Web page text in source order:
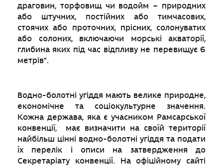
драговин, торфовищ чи водойм – природних
або штучних, постійних або тимчасових,
стоячих або проточних, прісних, солонуватих
або солоних, включаючи морські акваторії,
глибина яких під час відпливу не перевищує 6
метрів”.
Водно-болотні угіддя мають велике природне,
економічне та соціокультурне значення.
Кожна держава, яка є учасником Рамсарської
конвенції, має визначити на своїй території
найбільш цінні водно-болотні угіддя та подати
їх перелік і описи на затвердження до
Секретаріату конвенції. На офіційному сайті